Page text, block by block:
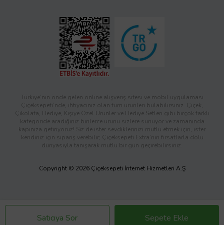
Satıcıya Sor Sepete Ekle
Türkiye’nin önde gelen online alışveriş sitesi ve mobil uygulaması
Çiçeksepeti’nde, ihtiyacınız olan tüm ürünleri bulabilirsiniz. Çiçek,
Çikolata, Hediye, Kişiye Özel Ürünler ve Hediye Setleri gibi birçok farklı
kategoride aradığınız binlerce ürünü sizlere sunuyor ve zamanında
kapınıza getiriyoruz! Siz de ister sevdiklerinizi mutlu etmek için, ister
kendiniz için sipariş verebilir; Çiçeksepeti Extra’nın fırsatlarla dolu
dünyasıyla tanışarak mutlu bir gün geçirebilirsiniz.
Copyright © 2026 Çiçeksepeti İnternet Hizmetleri A.Ş